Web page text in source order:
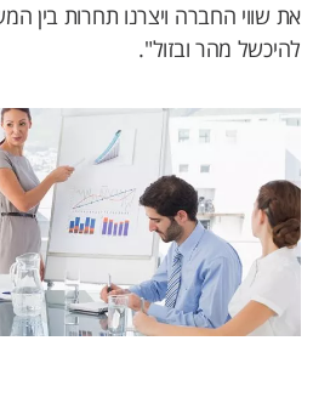
את שווי החברה ויצרנו תחרות בין
להיכשל מהר ובזול".